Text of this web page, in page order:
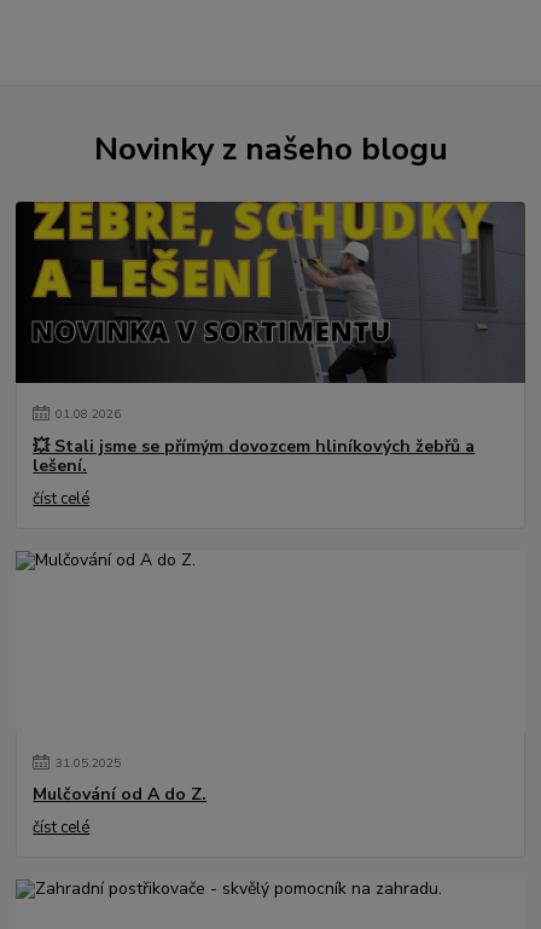
Novinky z našeho blogu
01.08.2026
💥 Stali jsme se přímým dovozcem hliníkových žebřů a
lešení.
číst celé
31.05.2025
Mulčování od A do Z.
číst celé